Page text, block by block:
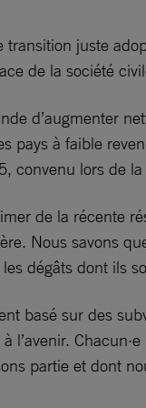
juste
de la société
d’augmenter
pays à faible
convenu lors de
de la récente
Nous savons
dégâts dont ils
basé sur des
l’avenir.
partie et dont